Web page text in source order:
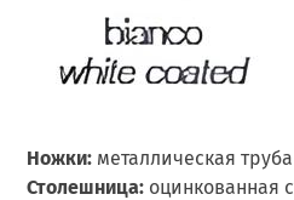
Ножки: металлическая
Столешница: оцинкованная